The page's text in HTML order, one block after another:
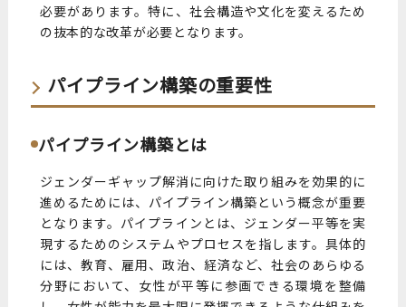
必要があります。特に、社会構造や文化を変えるため
の抜本的な改革が必要となります。
パイプライン構築の重要性
パイプライン構築とは
ジェンダーギャップ解消に向けた取り組みを効果的に
進めるためには、パイプライン構築という概念が重要
となります。パイプラインとは、ジェンダー平等を実
現するためのシステムやプロセスを指します。具体的
には、教育、雇用、政治、経済など、社会のあらゆる
分野において、女性が平等に参画できる環境を整備